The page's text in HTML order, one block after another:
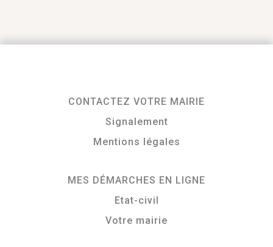
CONTACTEZ VOTRE MAIRIE
Signalement
Mentions légales
MES DÉMARCHES EN LIGNE
Etat-civil
Votre mairie